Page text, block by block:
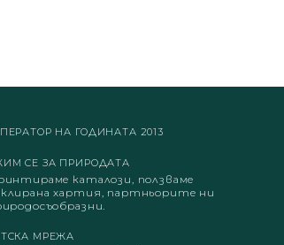
НА ГОДИНАТА 2013
СЕ ЗА ПРИРОДАТА
каталози, ползваме
хартия, партньорите ни
МРЕЖА